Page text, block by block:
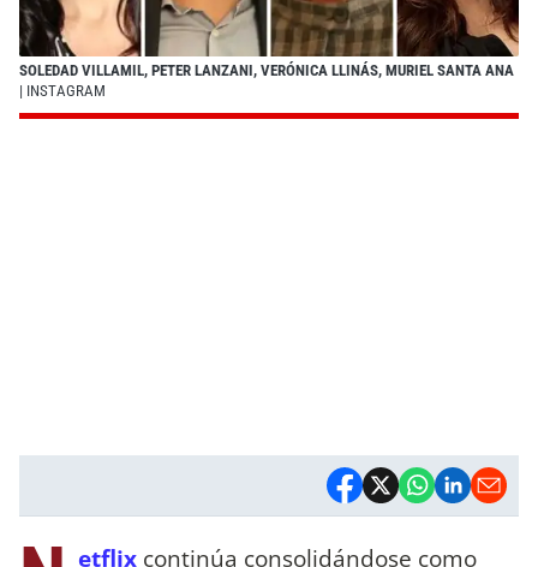
SOLEDAD VILLAMIL, PETER LANZANI, VERÓNICA LLINÁS, MURIEL SANTA ANA
| INSTAGRAM
etflix continúa consolidándose como